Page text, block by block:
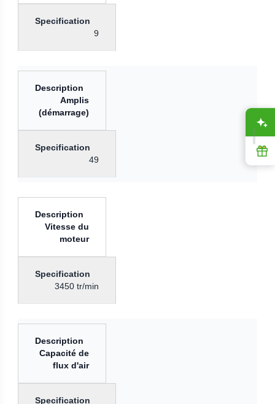
9
Amplis
(démarrage)
49
Vitesse du
moteur
3450 tr/min
Capacité de
flux d'air